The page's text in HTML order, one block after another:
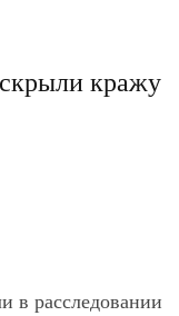
кражу
в расследовании